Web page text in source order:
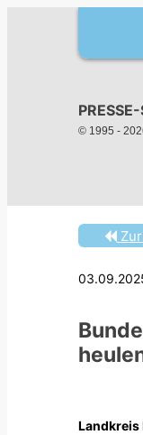
© 1995 -
Landkreis